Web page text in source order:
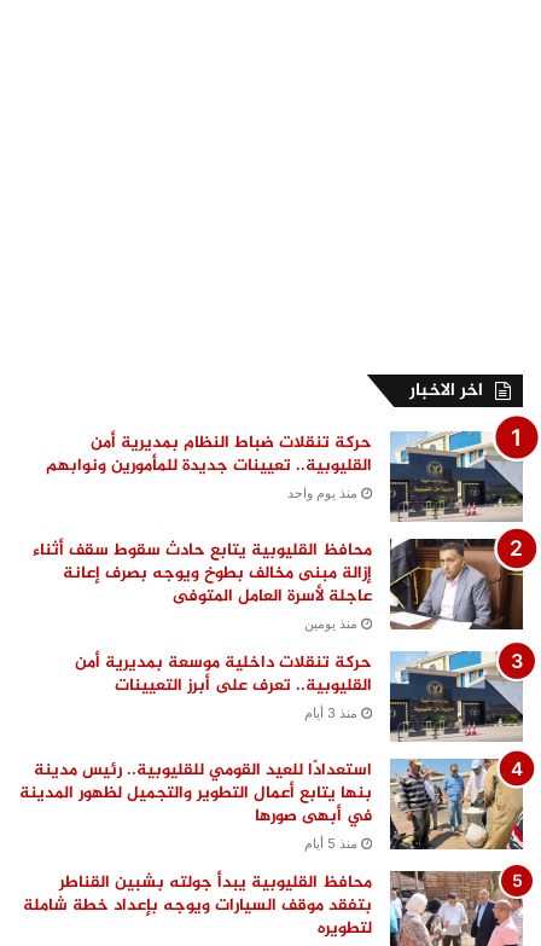
اخر الاخبار
حركة تنقلات ضباط النظام بمديرية أمن
القليوبية.. تعيينات جديدة للمأمورين ونوابهم
منذ يوم واحد
محافظ القليوبية يتابع حادث سقوط سقف أثناء
إزالة مبنى مخالف بطوخ ويوجه بصرف إعانة
عاجلة لأسرة العامل المتوفى
منذ يومين
حركة تنقلات داخلية موسعة بمديرية أمن
القليوبية.. تعرف على أبرز التعيينات
منذ 3 أيام
استعدادًا للعيد القومي للقليوبية.. رئيس مدينة
بنها يتابع أعمال التطوير والتجميل لظهور المدينة
في أبهى صورها
منذ 5 أيام
محافظ القليوبية يبدأ جولته بشبين القناطر
بتفقد موقف السيارات ويوجه بإعداد خطة شاملة
لتطويره